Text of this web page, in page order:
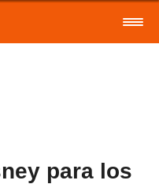
para los